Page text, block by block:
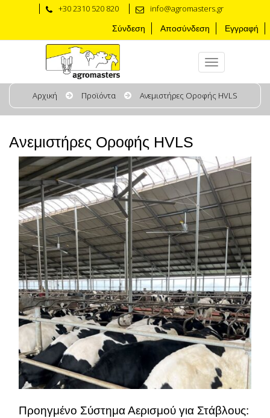
+30 2310 520 820 info@agromasters.gr
Σύνδεση Αποσύνδεση Εγγραφή
Αρχική Προϊόντα Ανεμιστήρες Οροφής HVLS
Ανεμιστήρες Οροφής HVLS
Προηγμένο Σύστημα Αερισμού για Στάβλους: